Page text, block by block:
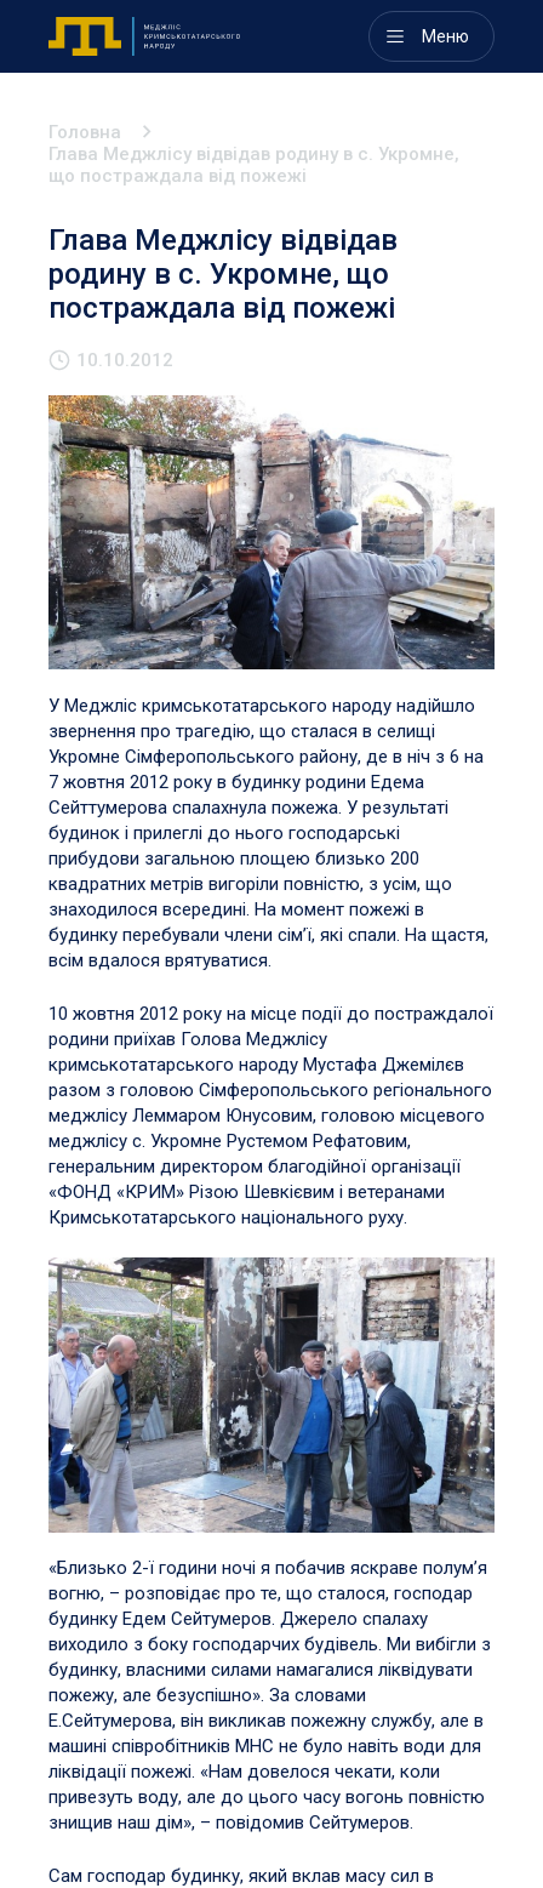
Меню
Головна
Глава Меджлісу відвідав родину в с. Укромне,
що постраждала від пожежі
Глава Меджлісу відвідав
родину в с. Укромне, що
постраждала від пожежі
10.10.2012
У Меджліс кримськотатарського народу надійшло
звернення про трагедію, що сталася в селищі
Укромне Сімферопольського району, де в ніч з 6 на
7 жовтня 2012 року в будинку родини Едема
Сейттумерова спалахнула пожежа. У результаті
будинок і прилеглі до нього господарські
прибудови загальною площею близько 200
квадратних метрів вигоріли повністю, з усім, що
знаходилося всередині. На момент пожежі в
будинку перебували члени сім’ї, які спали. На щастя,
всім вдалося врятуватися.
10 жовтня 2012 року на місце події до постраждалої
родини приїхав Голова Меджлісу
кримськотатарського народу Мустафа Джемілєв
разом з головою Сімферопольського регіонального
меджлісу Леммаром Юнусовим, головою місцевого
меджлісу с. Укромне Рустемом Рефатовим,
генеральним директором благодійної організації
«ФОНД «КРИМ» Різою Шевкієвим і ветеранами
Кримськотатарського національного руху.
«Близько 2-ї години ночі я побачив яскраве полум’я
вогню, – розповідає про те, що сталося, господар
будинку Едем Сейтумеров. Джерело спалаху
виходило з боку господарчих будівель. Ми вибігли з
будинку, власними силами намагалися ліквідувати
пожежу, але безуспішно». За словами
Е.Сейтумерова, він викликав пожежну службу, але в
машині співробітників МНС не було навіть води для
ліквідації пожежі. «Нам довелося чекати, коли
привезуть воду, але до цього часу вогонь повністю
знищив наш дім», – повідомив Сейтумеров.
Сам господар будинку, який вклав масу сил в